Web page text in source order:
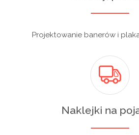
Projektowanie banerów i
Naklejki na